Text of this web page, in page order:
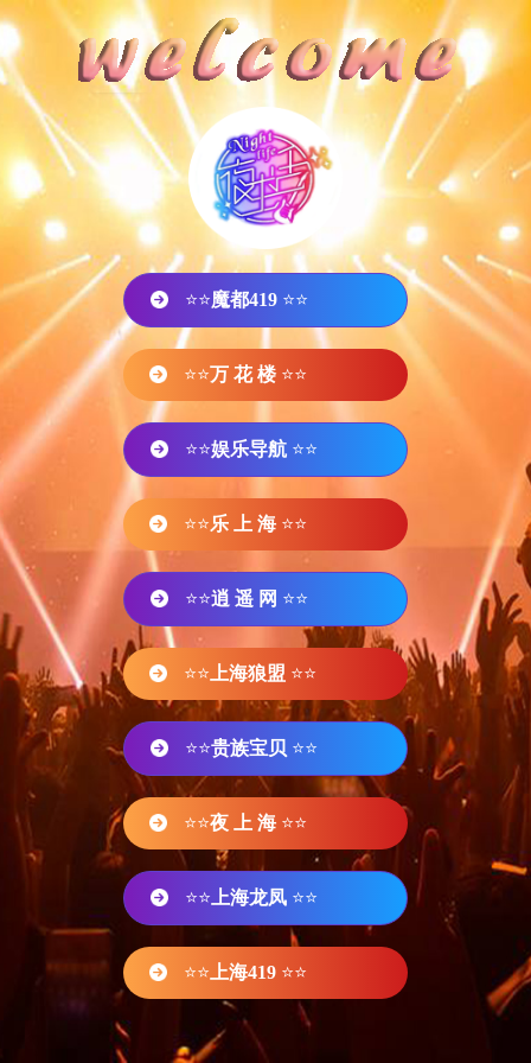
⭐⭐魔都419 ⭐⭐
⭐⭐万 花 楼 ⭐⭐
⭐⭐娱乐导航 ⭐⭐
⭐⭐乐 上 海 ⭐⭐
⭐⭐逍 遥 网 ⭐⭐
⭐⭐ 上海狼盟 ⭐⭐
⭐⭐贵族宝贝 ⭐⭐
⭐⭐夜 上 海 ⭐⭐
⭐⭐ 上海龙凤 ⭐⭐
⭐⭐ 上海419 ⭐⭐